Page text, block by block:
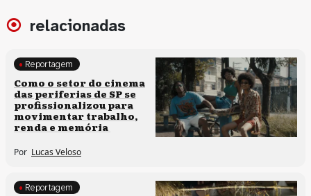
relacionadas
Políticas culturais
Reportagem
Como o setor do cinema
das periferias de SP se
profissionalizou para
movimentar trabalho,
renda e memória
Por Lucas Veloso
Reportagem